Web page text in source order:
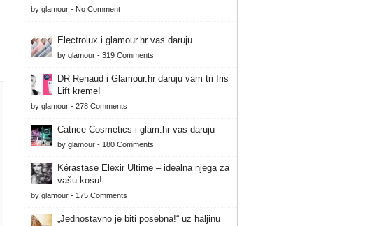
by glamour - No Comment
Electrolux i glamour.hr vas daruju
by glamour - 319 Comments
DR Renaud i Glamour.hr daruju vam tri Iris
Lift kreme!
by glamour - 278 Comments
Catrice Cosmetics i glam.hr vas daruju
by glamour - 180 Comments
Kérastase Elexir Ultime – idealna njega za
vašu kosu!
by glamour - 175 Comments
„Jednostavno je biti posebna!“ uz haljinu